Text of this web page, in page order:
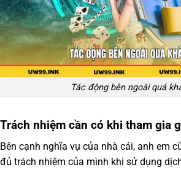
Tác động bên ngoài quá
Trách nhiệm cần có khi tham gia
Bên cạnh nghĩa vụ của nhà cái, anh em
đủ trách nhiệm của mình khi sử dụng